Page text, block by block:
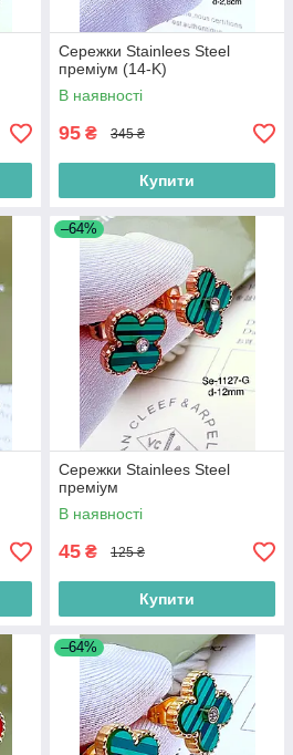
Сережки Stainlees Steel
преміум (14-K)
В наявності
95 ₴ 345 ₴
Купити
–64%
Сережки Stainlees Steel
преміум
В наявності
45 ₴ 125 ₴
Купити
–64%